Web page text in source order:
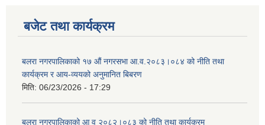
बजेट तथा कार्यक्रम
बलरा नगरपालिकाको १७ औं नगरसभा आ.व.२०८३।०८४ को नीति तथा
कार्यक्रम र आय-व्ययको अनुमानित बिबरण
मिति: 06/23/2026 - 17:29
बलरा नगरपालिकाको आ व २०८२।०८३ को नीति तथा कार्यक्रम